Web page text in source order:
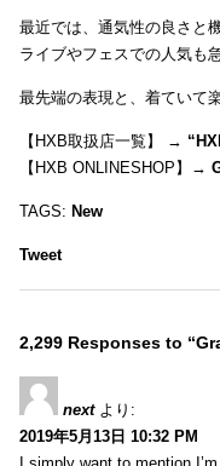
最近では、通気性の良さと
ライブやフェスでの人気も
最先端の表現と、着ていて
【HXB取扱店一覧】 → “
【HXB ONLINESHOP】→
TAGS: New
Tweet
2,299 Responses to
next より:
2019年5月13日 10:32 PM
I simply want to mention